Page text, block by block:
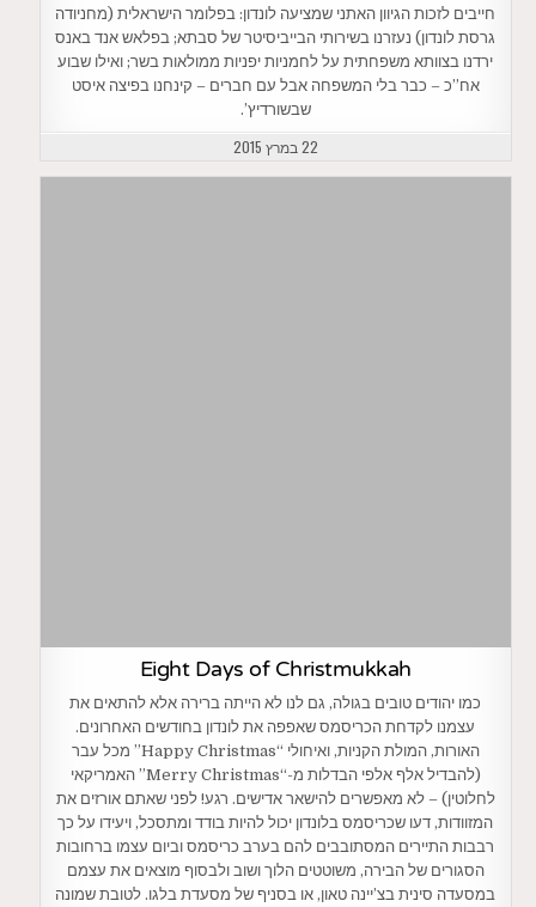
חייבים לזכות הגיוון האתני שמציעה לונדון: בפלומר הישראלית (מחניודה
גרסת לונדון) נעזרנו בשירותי הבייביסיטר של סבתא; בפלאש אנד באנס
ירדנו בצוותא משפחתית על לחמניות יפניות ממולאות בשר; ואילו שבוע
אח”כ – כבר בלי המשפחה אבל עם חברים – קינחנו בפיצה איסט
שבשורדיץ’.
22 במרץ 2015
Eight Days of Christmukkah
כמו יהודים טובים בגולה, גם לנו לא הייתה ברירה אלא להתאים את
עצמנו לקדחת הכריסמס שאפפה את לונדון בחודשים האחרונים.
האורות, המולת הקניות, ואיחולי “Happy Christmas” מכל עבר
(להבדיל אלף אלפי הבדלות מ-“Merry Christmas” האמריקאי
לחלוטין) – לא מאפשרים להישאר אדישים. רגע! לפני שאתם אורזים את
המזוודות, דעו שכריסמס בלונדון יכול להיות בודד ומתסכל, ויעידו על כך
רבבות התיירים המסתובבים להם בערב כריסמס וביום עצמו ברחובות
הסגורים של הבירה, משוטטים הלוך ושוב ולבסוף מוצאים את עצמם
במסעדה סינית בצ’יינה טאון, או בסניף של מסעדת בלגו. לטובת שמונה